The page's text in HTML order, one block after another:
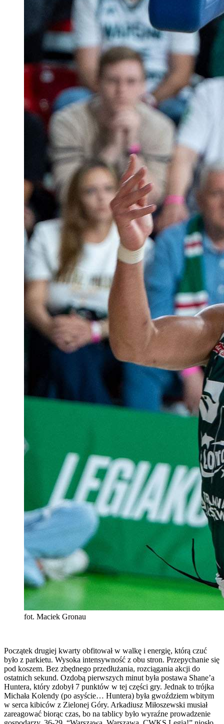
fot. Maciek Gronau
Początek drugiej kwarty obfitował w walkę i energię, którą czuć
było z parkietu. Wysoka intensywność z obu stron. Przepychanie się
pod koszem. Bez zbędnego przedłużania, rozciągania akcji do
ostatnich sekund. Ozdobą pierwszych minut była postawa Shane’a
Huntera, który zdobył 7 punktów w tej części gry. Jednak to trójka
Michała Kolendy (po asyście… Huntera) była gwoździem wbitym
w serca kibiców z Zielonej Góry. Arkadiusz Miłoszewski musiał
zareagować biorąc czas, bo na tablicy było wyraźne prowadzenie